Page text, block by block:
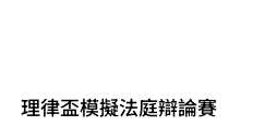
理律盃模擬法庭辯論賽